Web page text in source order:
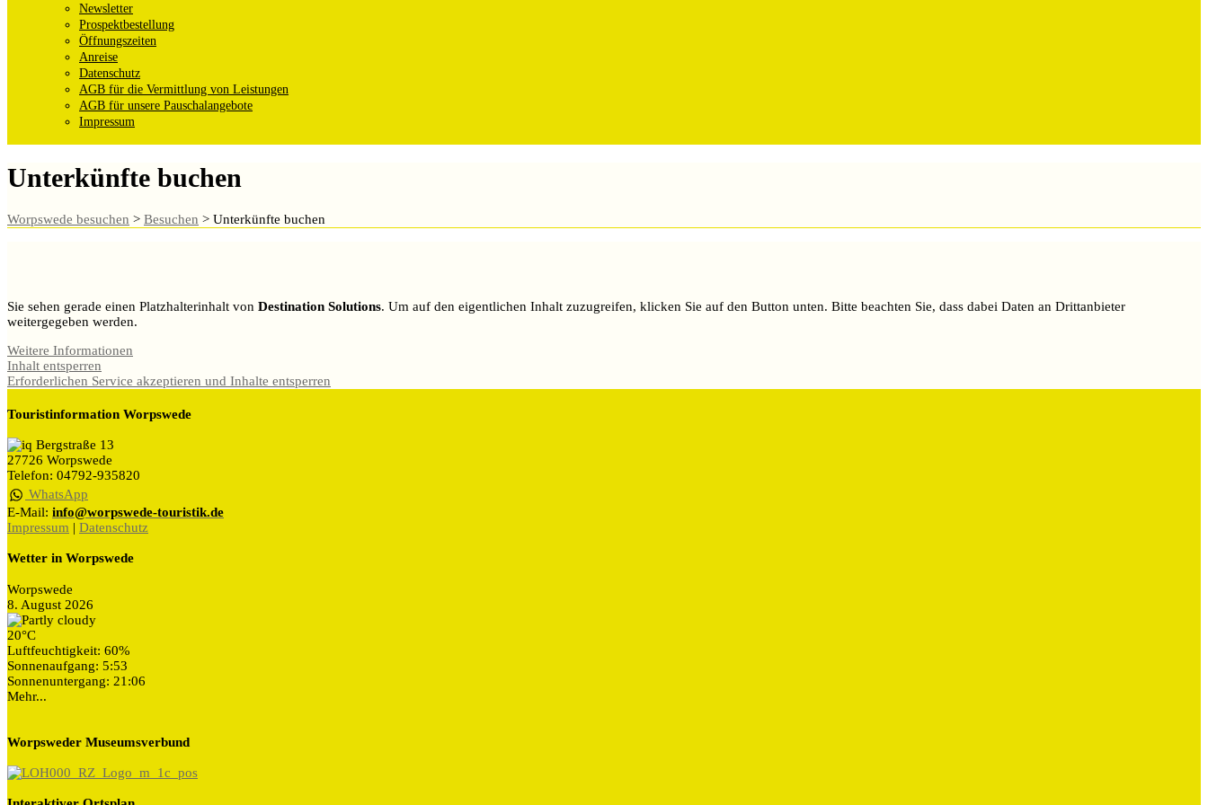
Newsletter
Prospektbestellung
Öffnungszeiten
Anreise
Datenschutz
AGB für die Vermittlung von Leistungen
AGB für unsere Pauschalangebote
Impressum
Unterkünfte buchen
Worpswede besuchen > Besuchen > Unterkünfte buchen
Sie sehen gerade einen Platzhalterinhalt von Destination Solutions. Um auf den eigentlichen Inhalt zuzugreifen, klicken Sie auf den Button unten. Bitte beachten Sie, dass dabei Daten an Drittanbieter
weitergegeben werden.
Weitere Informationen
Inhalt entsperren
Erforderlichen Service akzeptieren und Inhalte entsperren
Touristinformation Worpswede
Bergstraße 13
27726 Worpswede
Telefon: 04792-935820
WhatsApp
E-Mail: info@worpswede-touristik.de
Impressum | Datenschutz
Wetter in Worpswede
Worpswede
8. August 2026
20°C
Luftfeuchtigkeit: 60%
Sonnenaufgang: 5:53
Sonnenuntergang: 21:06
Mehr...
Worpsweder Museumsverbund